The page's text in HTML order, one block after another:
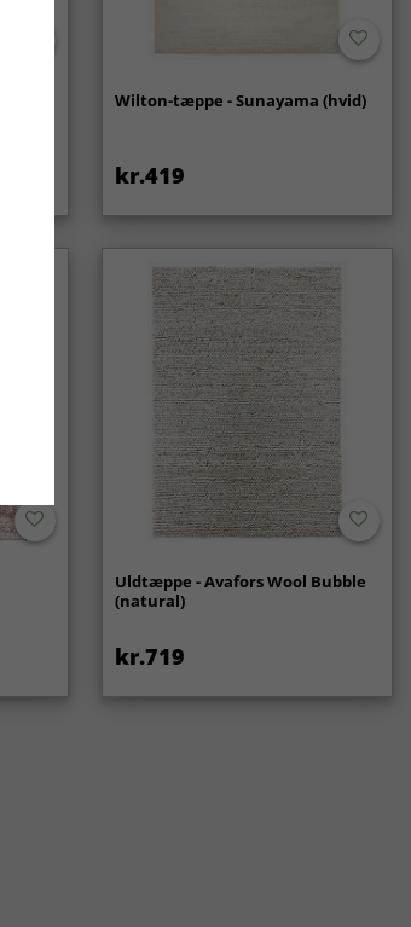
Wilton-tæppe - Sunayama (hvid)
kr.419
Uldtæppe - Avafors Wool Bubble
(natural)
kr.719